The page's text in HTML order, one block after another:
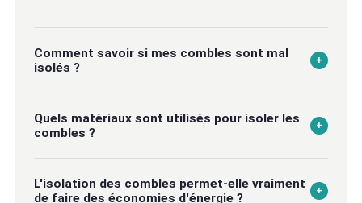
Comment savoir si mes combles sont mal
isolés ?
+
chauffer en hiver, une chaleur excessive sous la toiture
isolation permet de confirmer si des travaux
Quels matériaux sont utilisés pour isoler les
combles ?
+
plusieurs solutions peuvent être envisagées : laine de
L'isolation des combles permet-elle vraiment
de faire des économies d'énergie ?
+